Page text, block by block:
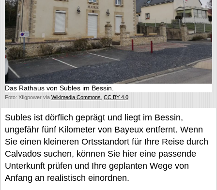
Das Rathaus von Subles im Bessin.
Foto: Xfigpower via Wikimedia Commons CC BY 4.0
Subles ist dörflich geprägt und liegt im Bessin,
ungefähr fünf Kilometer von Bayeux entfernt. Wenn
Sie einen kleineren Ortsstandort für Ihre Reise durch
Calvados suchen, können Sie hier eine passende
Unterkunft prüfen und Ihre geplanten Wege von
Anfang an realistisch einordnen.